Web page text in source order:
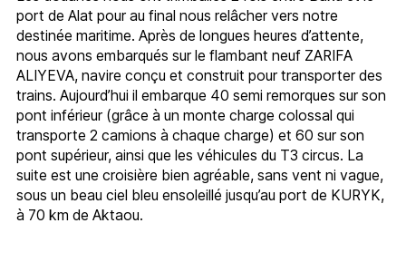
port de Alat pour au final nous relâcher vers notre
destinée maritime. Après de longues heures d’attente,
nous avons embarqués sur le flambant neuf ZARIFA
ALIYEVA, navire conçu et construit pour transporter des
trains. Aujourd’hui il embarque 40 semi remorques sur son
pont inférieur (grâce à un monte charge colossal qui
transporte 2 camions à chaque charge) et 60 sur son
pont supérieur, ainsi que les véhicules du T3 circus. La
suite est une croisière bien agréable, sans vent ni vague,
sous un beau ciel bleu ensoleillé jusqu’au port de KURYK,
à 70 km de Aktaou.